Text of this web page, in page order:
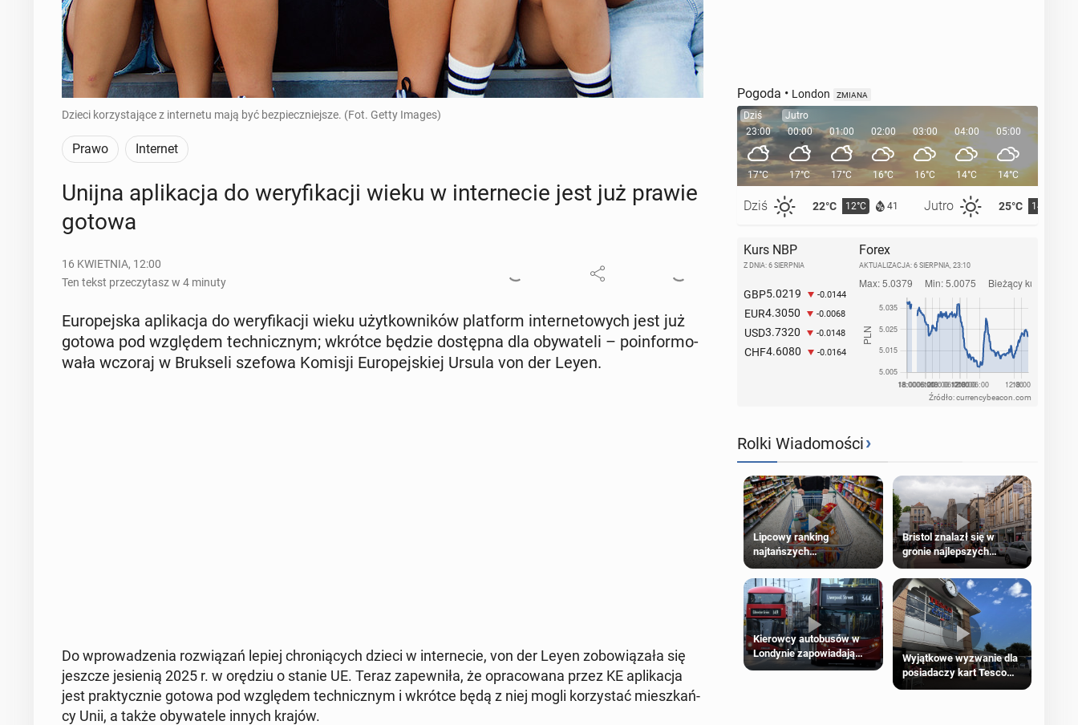
Dzieci korzystające z internetu mają być bezpieczniejsze. (Fot. Getty Images)
Prawo Internet
Unijna apli­ka­cja do we­ry­fi­ka­cji wieku w in­ter­ne­cie jest już prawie
gotowa
16 KWIETNIA, 12:00
Ten tekst przeczytasz w 4 minuty
Eu­ro­pej­ska apli­ka­cja do we­ry­fi­ka­cji wieku użyt­kow­ni­ków plat­form in­ter­ne­to­wych jest już
gotowa pod wzglę­dem tech­nicz­nym; wkrótce będzie do­stęp­na dla oby­wa­te­li – po­in­for­mo­
wa­ła wczoraj w Bruk­se­li szefowa Komisji Eu­ro­pej­skiej Ursula von der Leyen.
Do wpro­wa­dze­nia roz­wią­zań lepiej chro­nią­cych dzieci w in­ter­ne­cie, von der Leyen zo­bo­wią­za­ła się
jeszcze je­sie­nią 2025 r. w orędziu o stanie UE. Teraz za­pew­ni­ła, że opra­co­wa­na przez KE apli­ka­cja
jest prak­tycz­nie gotowa pod wzglę­dem tech­nicz­nym i wkrótce będą z niej mogli ko­rzy­stać miesz­kań­
cy Unii, a także oby­wa­te­le innych krajów.
Pogoda • London ZMIANA
Dziś
23:00
17°C
Dziś 22°C 12°C 41 Jutro 25°C 14°C
Jutro
00:00
17°C
01:00
17°C
02:00
16°C
03:00
16°C
04:00
14°C
05:00
14°C
Kurs NBP
Z DNIA: 6 SIERPNIA
GBP5.0219 -0.0144
EUR4.3050 -0.0068
USD3.7320 -0.0148
CHF4.6080 -0.0164
Forex
AKTUALIZACJA: 6 SIERPNIA, 23:10
Źródło: currencybeacon.com
Rolki Wiadomości›
Lipcowy ranking
najtańszych
supermarketów
Bristol znalazł się w
gronie najlepszych
kierunków podróży na
świecie
Kierowcy autobusów w
Londynie zapowiadają
strajki
Wyjątkowe wyzwanie dla
posiadaczy kart Tesco
Clubcard!